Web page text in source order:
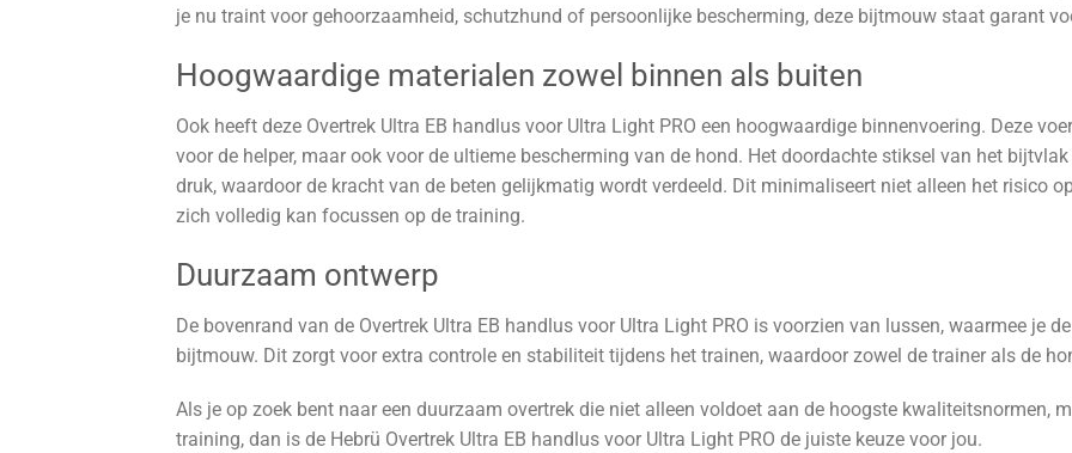
je nu traint voor gehoorzaamheid, schutzhund of persoonlijke bescherming, deze bijtmouw staat garant
Hoogwaardige materialen zowel binnen als buiten
Ook heeft deze Overtrek Ultra EB handlus voor Ultra Light PRO een hoogwaardige binnenvoering. Deze
voor de helper, maar ook voor de ultieme bescherming van de hond. Het doordachte stiksel van het
druk, waardoor de kracht van de beten gelijkmatig wordt verdeeld. Dit minimaliseert niet alleen het risico
zich volledig kan focussen op de training.
Duurzaam ontwerp
De bovenrand van de Overtrek Ultra EB handlus voor Ultra Light PRO is voorzien van lussen, waarmee je
bijtmouw. Dit zorgt voor extra controle en stabiliteit tijdens het trainen, waardoor zowel de trainer als de
Als je op zoek bent naar een duurzaam overtrek die niet alleen voldoet aan de hoogste kwaliteitsnormen,
training, dan is de Hebrü Overtrek Ultra EB handlus voor Ultra Light PRO de juiste keuze voor jou.